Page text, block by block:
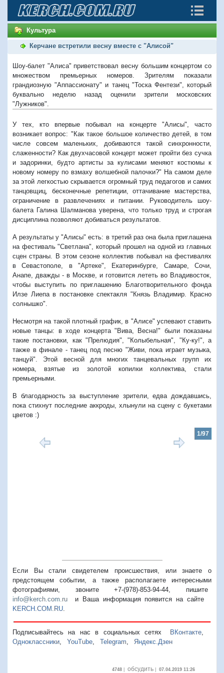
Культура
Керчане встретили весну вместе с "Алисой"
Шоу-балет "Алиса" приветствовал весну большим концертом со
множеством премьерных номеров. Зрителям показали
грандиозную "Аппассионату" и танец "Тоска Фентези", который
буквально неделю назад оценили зрители московских
"Лужников".
У тех, кто впервые побывал на концерте "Алисы", часто
возникает вопрос: "Как такое большое количество детей, в том
числе совсем маленьких, добиваются такой синхронности,
слаженности? Как двухчасовой концерт может пройти без сучка
и задоринки, будто артисты за кулисами меняют костюмы к
новому номеру по взмаху волшебной палочки?" На самом деле
за этой легкостью скрывается огромный труд педагогов и самих
танцовщиц, бесконечные репетиции, оттачивание мастерства,
ограничение в развлечениях и питании. Руководитель шоу-
балета Галина Шалманова уверена, что только труд и строгая
дисциплина позволяют добиваться результатов.
А результаты у "Алисы" есть: в третий раз она была приглашена
на фестиваль "Светлана", который прошел на одной из главных
сцен страны. В этом сезоне коллектив побывал на фестивалях
в Севастополе, в "Артеке", Екатеринбурге, Самаре, Сочи,
Анапе, дважды - в Москве, и готовится лететь во Владивосток,
чтобы выступить по приглашению Благотворительного фонда
Илзе Лиепа в постановке спектакля "Князь Владимир. Красно
солнышко".
Несмотря на такой плотный график, в "Алисе" успевают ставить
новые танцы: в ходе концерта "Вива, Весна!" были показаны
такие постановки, как "Прелюдия", "Колыбельная", "Ку-ку!", а
также в финале - танец под песню "Живи, пока играет музыка,
танцуй". Этой весной для многих танцевальных групп их
номера, взятые из золотой копилки коллектива, стали
премьерными.
В благодарность за выступление зрители, едва дождавшись,
пока стихнут последние аккроды, хлынули на сцену с букетами
цветов :)
1/97
Если Вы стали свидетелем происшествия, или знаете о
предстоящем событии, а также располагаете интересными
фотографиями, звоните +7-(978)-853-94-44, пишите
info@kerch.com.ru и Ваша информация появится на сайте
KERCH.COM.RU.
Подписывайтесь на нас в социальных сетях ВКонтакте,
Одноклассники, YouTube, Telegram, Яндекс.Дзен
4748| обсудить| 07.04.2019 11:26